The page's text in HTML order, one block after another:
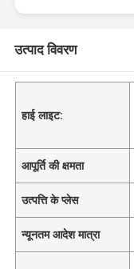
उत्पाद विवरण
हाई लाइट:
आपूर्ति की क्षमता
उत्पत्ति के प्लेस
न्यूनतम आदेश मात्रा